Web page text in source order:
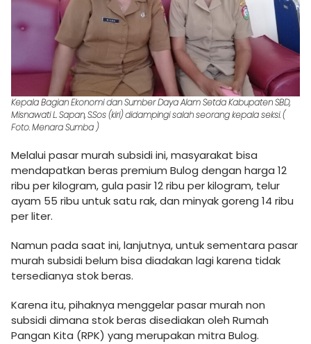
Kepala Bagian Ekonomi dan Sumber Daya Alam Setda Kabupaten SBD,
Misnawati L. Sapan, S.Sos (kiri) didampingi salah seorang kepala seksi. (
Foto. Menara Sumba )
Melalui pasar murah subsidi ini, masyarakat bisa
mendapatkan beras premium Bulog dengan harga 12
ribu per kilogram, gula pasir 12 ribu per kilogram, telur
ayam 55 ribu untuk satu rak, dan minyak goreng 14 ribu
per liter.
Namun pada saat ini, lanjutnya, untuk sementara pasar
murah subsidi belum bisa diadakan lagi karena tidak
tersedianya stok beras.
Karena itu, pihaknya menggelar pasar murah non
subsidi dimana stok beras disediakan oleh Rumah
Pangan Kita (RPK) yang merupakan mitra Bulog.